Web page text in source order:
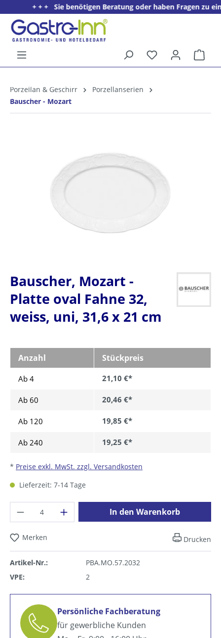
springen
+ + + Sie benötigen Beratung oder haben Fragen zu
Willkommens­rabatt**
für neue Kunden
Porzellan & Geschirr
Porzellanserien
Bauscher - Mozart
Bauscher, Mozart -
Platte oval Fahne 32,
weiss, uni, 31,6 x 21 cm
Anzahl Stückpreis
Ab 4 21,10 €*
Ab 60 20,46 €*
Ab 120 19,85 €*
Ab 240 19,25 €*
* Preise exkl. MwSt. zzgl. Versandkosten
Lieferzeit: 7-14 Tage
Produkt Anzahl: Gib den gewünschten
In den Warenkorb
Merken Drucken
Artikel-Nr.:
PBA.MO.57.2032
VPE:
2
Persönliche Fachberatung
für gewerbliche Kunden